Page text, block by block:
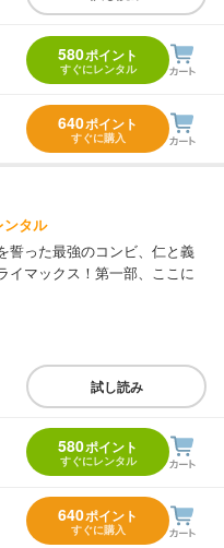
580ポイント
すぐにレンタル
640ポイント
すぐに購入
ンタル
誓った最強のコンビ、仁と義
イマックス！第一部、ここに
試し読み
580ポイント
すぐにレンタル
640ポイント
すぐに購入